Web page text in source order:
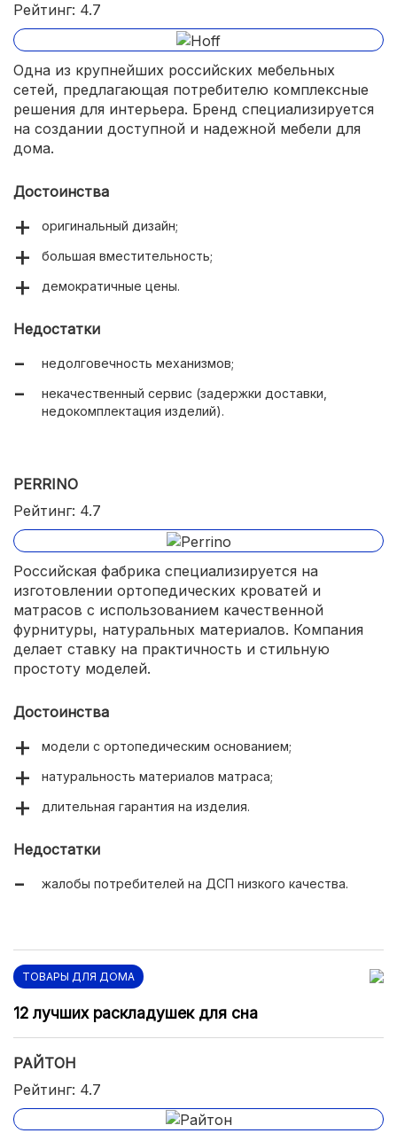
Рейтинг: 4.7
Одна из крупнейших российских мебельных
сетей, предлагающая потребителю комплексные
решения для интерьера. Бренд специализируется
на создании доступной и надежной мебели для
дома.
Достоинства
оригинальный дизайн;
большая вместительность;
демократичные цены.
Недостатки
недолговечность механизмов;
некачественный сервис (задержки доставки,
недокомплектация изделий).
PERRINO
Рейтинг: 4.7
Российская фабрика специализируется на
изготовлении ортопедических кроватей и
матрасов с использованием качественной
фурнитуры, натуральных материалов. Компания
делает ставку на практичность и стильную
простоту моделей.
Достоинства
модели с ортопедическим основанием;
натуральность материалов матраса;
длительная гарантия на изделия.
Недостатки
жалобы потребителей на ДСП низкого качества.
ТОВАРЫ ДЛЯ ДОМА
12 лучших раскладушек для сна
РАЙТОН
Рейтинг: 4.7